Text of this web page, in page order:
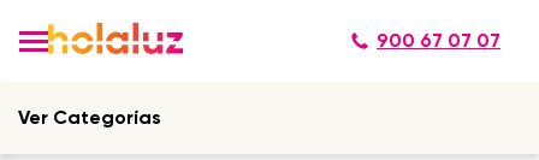
900 67 07 07
Ver Categorías